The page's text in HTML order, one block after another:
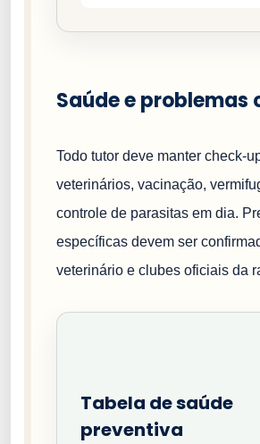
Saúde e problemas
Todo tutor deve manter check-
veterinários, vacinação,
controle de parasitas em dia.
específicas devem ser
veterinário e clubes oficiais da
Tabela de saúde
preventiva